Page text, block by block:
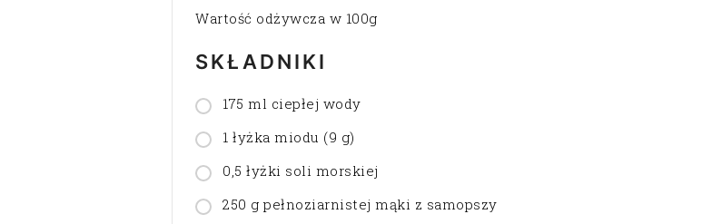
Wartość odżywcza w 100g
SKŁADNIKI
175 ml ciepłej wody
1 łyżka miodu (9 g)
0,5 łyżki soli morskiej
250 g pełnoziarnistej mąki z samopszy